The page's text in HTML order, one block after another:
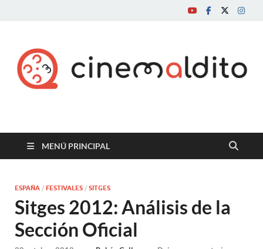
Cine maldito
MENÚ PRINCIPAL
ESPAÑA / FESTIVALES / SITGES
Sitges 2012: Análisis de la
Sección Oficial